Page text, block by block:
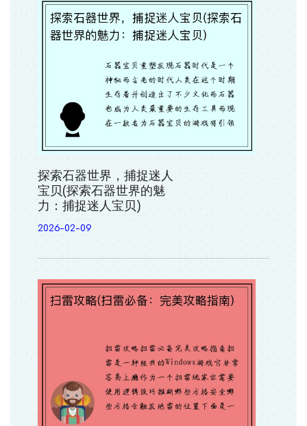
探索石器世界，捕捉迷人
宝贝(探索石器世界的魅
力：捕捉迷人宝贝)
2026-02-09